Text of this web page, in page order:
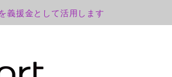
義援金として活用します